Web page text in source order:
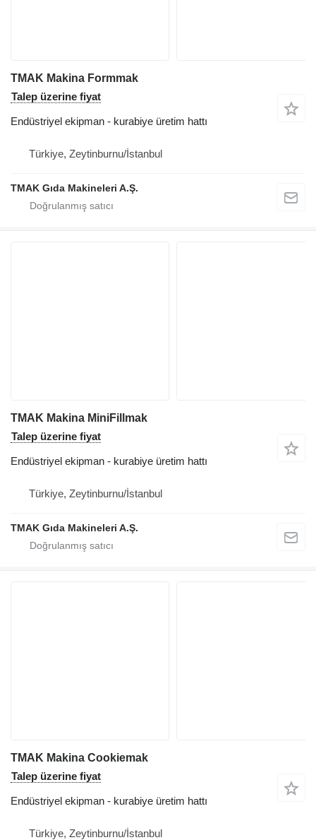
TMAK Makina Formmak
Talep üzerine fiyat
Endüstriyel ekipman - kurabiye üretim hattı
Türkiye, Zeytinburnu/İstanbul
TMAK Gıda Makineleri A.Ş.
TMAK Makina MiniFillmak
Talep üzerine fiyat
Endüstriyel ekipman - kurabiye üretim hattı
Türkiye, Zeytinburnu/İstanbul
TMAK Gıda Makineleri A.Ş.
TMAK Makina Cookiemak
Talep üzerine fiyat
Endüstriyel ekipman - kurabiye üretim hattı
Türkiye, Zeytinburnu/İstanbul